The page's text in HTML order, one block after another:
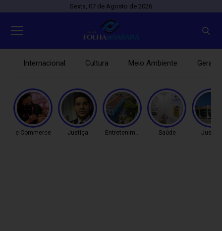
Sexta, 07 de Agosto de 2026
Internacional Cultura Meio Ambiente Gerais
e-Commerce Justiça Entretenimento Saúde Justiça